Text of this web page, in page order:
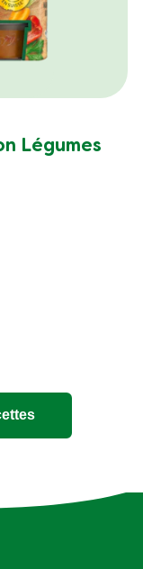
Légumes